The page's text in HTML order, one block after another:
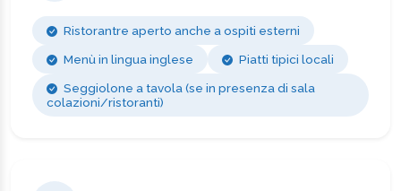
Ristorantre aperto anche a ospiti esterni
Menù in lingua inglese
Piatti tipici locali
Seggiolone a tavola (se in presenza di sala
colazioni/ristoranti)